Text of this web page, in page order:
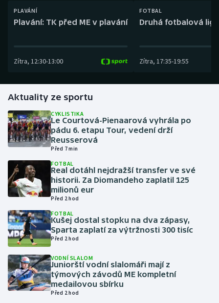
Dostihy
Gymnastika
Házená
Jezdectví
Judo
Krasobruslení
Lezení
Lyže a snowboard
Moderní pětiboj
Motorsport
PLAVÁNÍ
Plavání: TK před ME v plavání
Zítra, 12:30-13:00
FOTBAL
Druhá fotbalová
Zítra, 17:35-19:55
Aktuality ze sportu
CYKLISTIKA
Le Courtová-Pienaarová vyhrála po
pádu 6. etapu Tour, vedení drží
Reusserová
Před 7 min
FOTBAL
Real dotáhl nejdražší transfer ve své
historii. Za Diomandeho zaplatil 125
milionů eur
Před 2 hod
FOTBAL
Kušej dostal stopku na dva zápasy,
Sparta zaplatí za výtržnosti 300 tisíc
Před 2 hod
VODNÍ SLALOM
Juniorští vodní slalomáři mají z
týmových závodů ME kompletní
medailovou sbírku
Před 2 hod